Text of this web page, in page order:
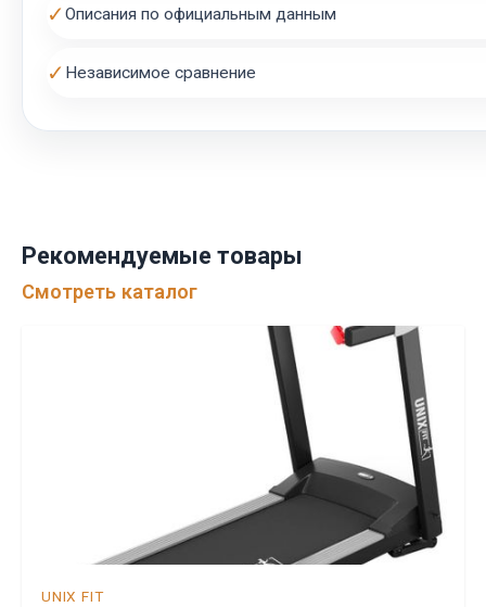
✓Описания по официальным данным
✓ Независимое сравнение
Рекомендуемые товары
Смотреть каталог
UNIX FIT